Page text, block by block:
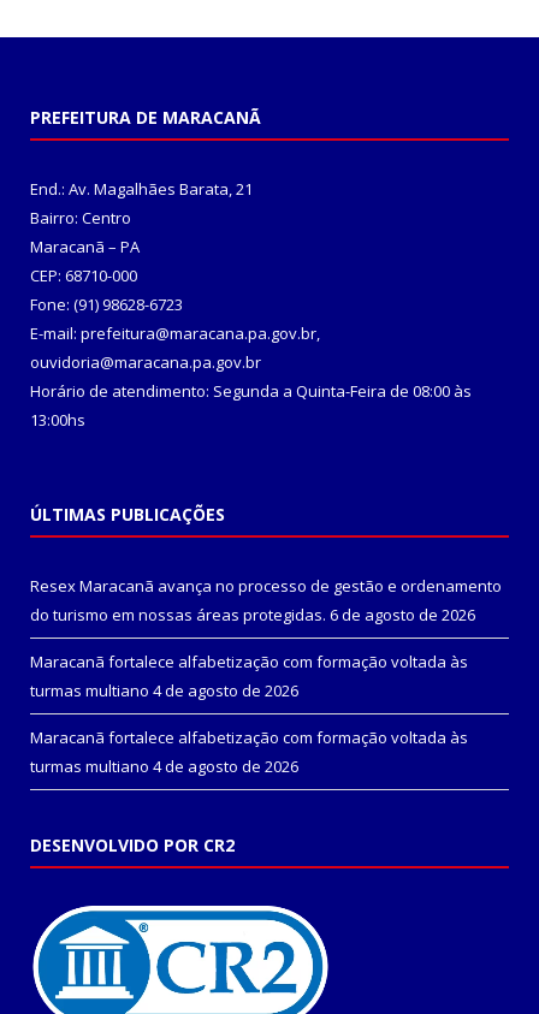
PREFEITURA DE MARACANÃ
End.: Av. Magalhães Barata, 21
Bairro: Centro
Maracanã – PA
CEP: 68710-000
Fone: (91) 98628-6723
E-mail: prefeitura@maracana.pa.gov.br,
ouvidoria@maracana.pa.gov.br
Horário de atendimento: Segunda a Quinta-Feira de 08:00 às
13:00hs
ÚLTIMAS PUBLICAÇÕES
Resex Maracanã avança no processo de gestão e ordenamento
do turismo em nossas áreas protegidas. 6 de agosto de 2026
Maracanã fortalece alfabetização com formação voltada às
turmas multiano 4 de agosto de 2026
Maracanã fortalece alfabetização com formação voltada às
turmas multiano 4 de agosto de 2026
DESENVOLVIDO POR CR2